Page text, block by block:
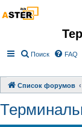
Поиск FAQ
Список форумов